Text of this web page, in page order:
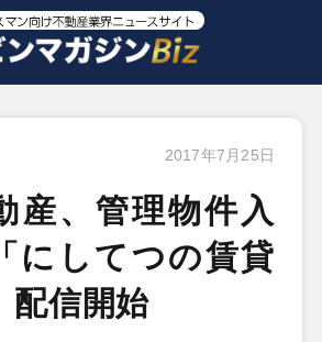
2017年7月25日
産、管理物件入
にしてつの賃貸
配信開始